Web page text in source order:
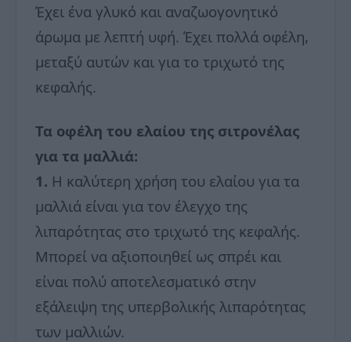
Έχει ένα γλυκό και αναζωογονητικό
άρωμα με λεπτή υφή. Έχει πολλά οφέλη,
μεταξύ αυτών και για το τριχωτό της
κεφαλής.
Τα οφέλη του ελαίου της σιτρονέλας
για τα μαλλιά:
1. Η καλύτερη χρήση του ελαίου για τα
μαλλιά είναι για τον έλεγχο της
λιπαρότητας στο τριχωτό της κεφαλής.
Μπορεί να αξιοποιηθεί ως σπρέι και
είναι πολύ αποτελεσματικό στην
εξάλειψη της υπερβολικής λιπαρότητας
των μαλλιών.